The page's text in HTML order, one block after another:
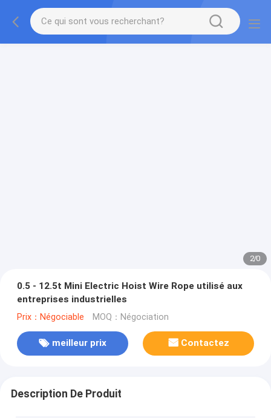
gtag('config', 'G-QWE9HWC3PF', {cookie_flags:
"SameSite=None;Secure"});
2/0
0.5 - 12.5t Mini Electric Hoist Wire Rope utilisé aux
entreprises industrielles
Prix：Négociable MOQ：Négociation
meilleur prix Contactez
Description De Produit